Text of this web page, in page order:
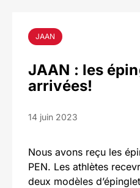
JAAN
JAAN : les
arrivées!
14 juin 2023
Nous avons reçu les
PEN. Les athlètes
deux modèles